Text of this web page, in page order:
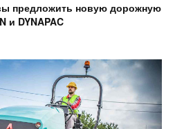
предложить новую дорожную
и DYNAPAC